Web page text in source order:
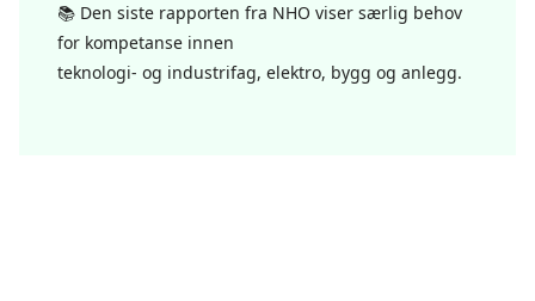
📚 Den siste rapporten fra NHO viser særlig behov
for kompetanse innen
teknologi- og industrifag, elektro, bygg og anlegg.